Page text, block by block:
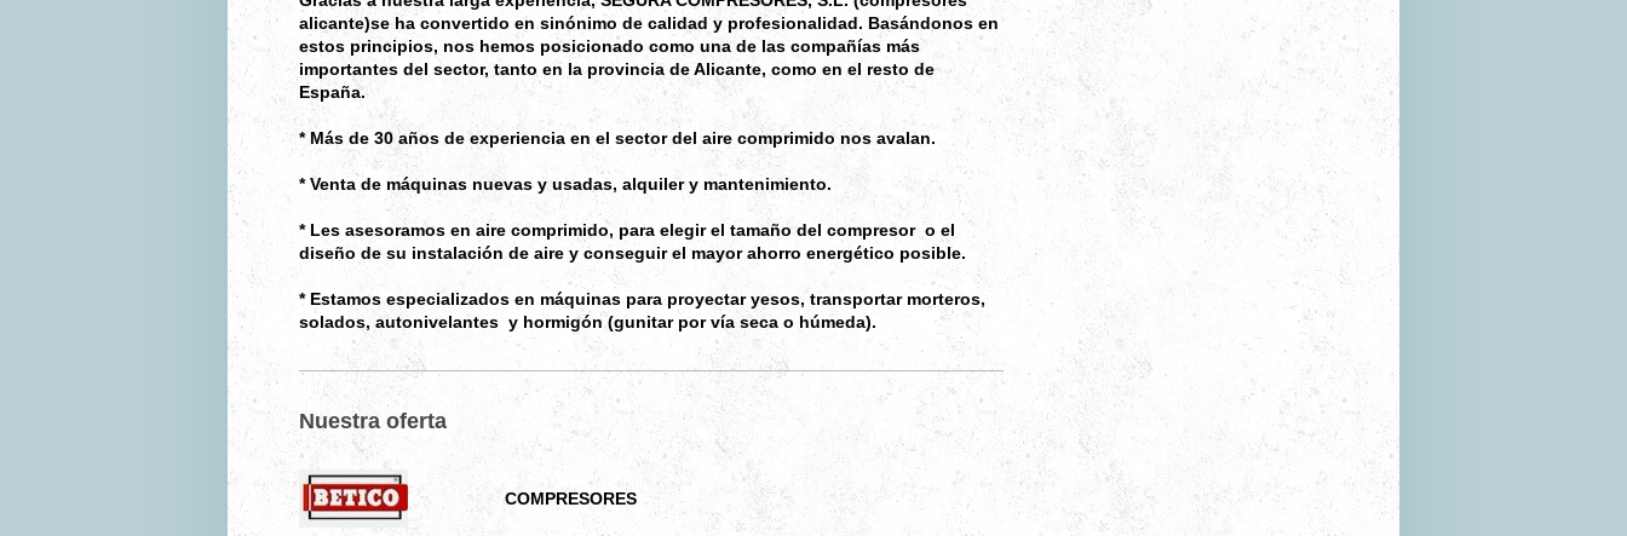
alicante)se ha convertido en sinónimo de calidad y profesionalidad. Basándonos en
estos principios, nos hemos posicionado como una de las compañías más
importantes del sector, tanto en la provincia de Alicante, como en el resto de
España.
* Más de 30 años de experiencia en el sector del aire comprimido nos avalan.
* Venta de máquinas nuevas y usadas, alquiler y mantenimiento.
* Les asesoramos en aire comprimido, para elegir el tamaño del compresor o el
diseño de su instalación de aire y conseguir el mayor ahorro energético posible.
* Estamos especializados en máquinas para proyectar yesos, transportar morteros,
solados, autonivelantes y hormigón (gunitar por vía seca o húmeda).
Nuestra oferta
COMPRESORES